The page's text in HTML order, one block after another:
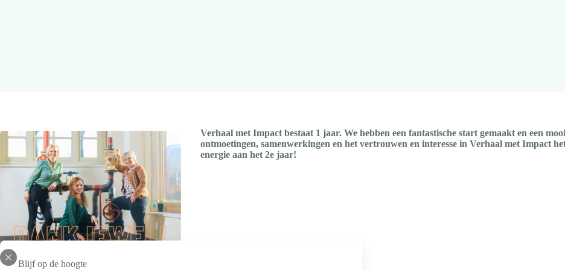
Blijf op de hoogte
Verhaal met Impact bestaat 1 jaar. We hebben een fantastische start gemaakt en een
ontmoetingen, samenwerkingen en het vertrouwen en interesse in Verhaal met Impact
energie aan het 2e jaar!